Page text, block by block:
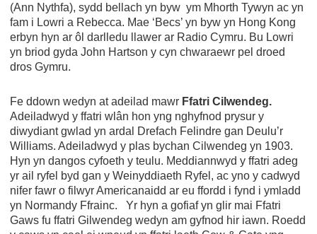
(Ann Nythfa), sydd bellach yn byw ym Mhorth Tywyn ac yn
fam i Lowri a Rebecca. Mae ‘Becs’ yn byw yn Hong Kong
erbyn hyn ar ôl darlledu llawer ar Radio Cymru. Bu Lowri
yn briod gyda John Hartson y cyn chwaraewr pel droed
dros Gymru.
Fe ddown wedyn at adeilad mawr Ffatri Cilwendeg.
Adeiladwyd y ffatri wlân hon yng nghyfnod prysur y
diwydiant gwlad yn ardal Drefach Felindre gan Deulu’r
Williams. Adeiladwyd y plas bychan Cilwendeg yn 1903.
Hyn yn dangos cyfoeth y teulu. Meddiannwyd y ffatri adeg
yr ail ryfel byd gan y Weinyddiaeth Ryfel, ac yno y cadwyd
nifer fawr o filwyr Americanaidd ar eu ffordd i fynd i ymladd
yn Normandy Ffrainc. Yr hyn a gofiaf yn glir mai Ffatri
Gaws fu ffatri Gilwendeg wedyn am gyfnod hir iawn. Roedd